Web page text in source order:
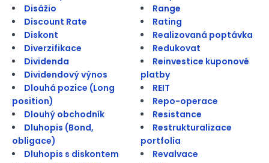
Disážio
Discount Rate
Diskont
Diverzifikace
Dividenda
Dividendový výnos
Dlouhá pozice (Long
position)
Dlouhý obchodník
Dluhopis (Bond,
obligace)
Dluhopis s diskontem
Range
Rating
Realizovaná poptávka
Redukovat
Reinvestice kuponové
platby
REIT
Repo-operace
Resistance
Restrukturalizace
portfolia
Revalvace